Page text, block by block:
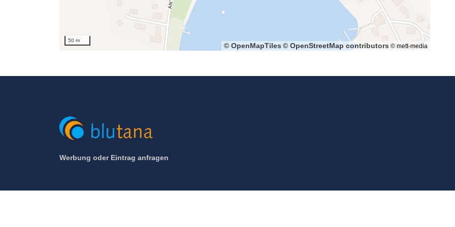
50 m
© OpenMapTiles © OpenStreetMap contributors © mett-media
Werbung oder Eintrag anfragen